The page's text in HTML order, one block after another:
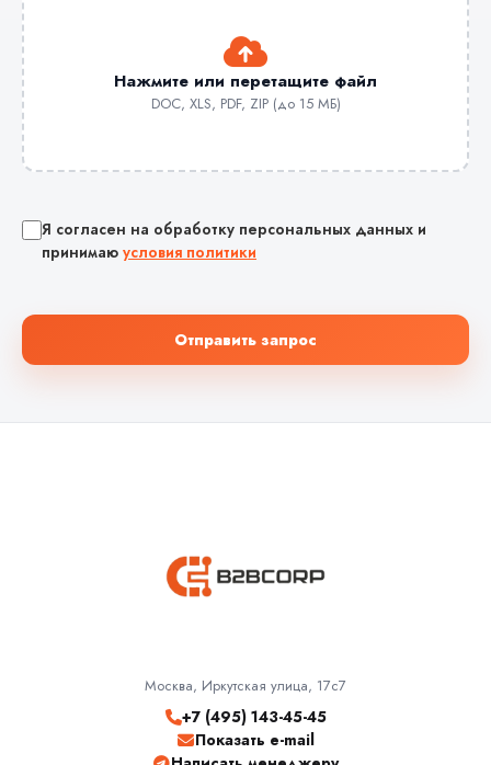
Нажмите или перетащите файл
DOC, XLS, PDF, ZIP (до 15 МБ)
Я согласен на обработку персональных данных и
принимаю условия политики
Отправить запрос
Москва, Иркутская улица, 17с7
+7 (495) 143-45-45
Показать e-mail